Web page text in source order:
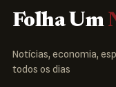
Folha Um
Notícias, economia,
todos os dias